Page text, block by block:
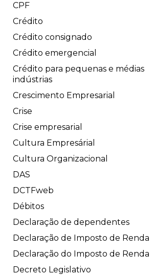
CPF
Crédito
Crédito consignado
Crédito emergencial
Crédito para pequenas e médias
indústrias
Crescimento Empresarial
Crise
Crise empresarial
Cultura Empresárial
Cultura Organizacional
DAS
DCTFweb
Débitos
Declaração de dependentes
Declaração de Imposto de Renda
Declaração do Imposto de Renda
Decreto Legislativo